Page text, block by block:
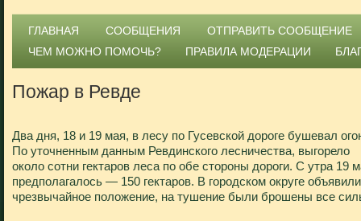
ГЛАВНАЯ СООБЩЕНИЯ
ОТПРАВИТЬ СООБЩЕНИЕ
ЧЕМ МОЖНО ПОМОЧЬ?
ПРАВИЛА МОДЕРАЦИИ
Пожар в Ревде
Два дня, 18 и 19 мая, в лесу по Гусевской дороге бушевал
По уточненным данным Ревдинского лесничества, выгорело
около сотни гектаров леса по обе стороны дороги. С утра 19
предполагалось — 150 гектаров. В городском округе объявили
чрезвычайное положение, на тушение были брошены все